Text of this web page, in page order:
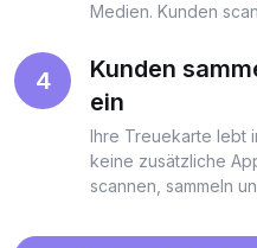
Medien. Kunden
4
Kunden
ein
Ihre Treuekarte lebt
keine zusätzliche
scannen, sammeln